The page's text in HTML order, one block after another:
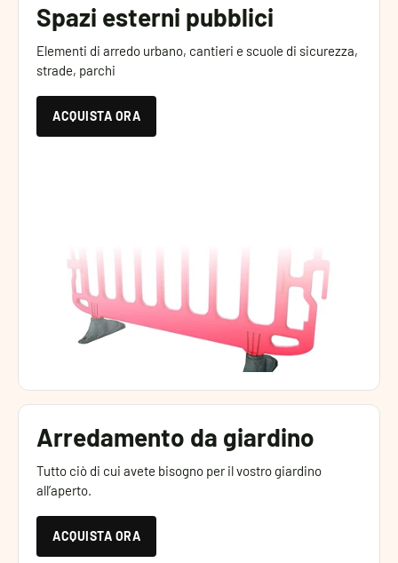
Spazi esterni pubblici
Elementi di arredo urbano, cantieri e scuole di sicurezza,
strade, parchi
ACQUISTA ORA
Arredamento da giardino
Tutto ciò di cui avete bisogno per il vostro giardino
all’aperto.
ACQUISTA ORA